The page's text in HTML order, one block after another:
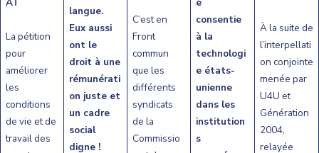
La pétition
pour
améliorer
les
conditions
de vie et de
travail des
langue.
Eux aussi
ont le
droit à une
rémunérati
on juste et
un cadre
social
digne !
C’est en
Front
commun
que les
différents
syndicats
de la
Commissio
consentie
à la
technologi
e états-
unienne
dans les
institution
s
À la suite de
l’interpellati
on conjointe
menée par
U4U et
Génération
2004,
relayée